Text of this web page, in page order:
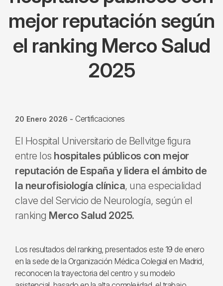
mejor reputación según
el ranking Merco Salud
2025
20 Enero 2026 - Certificaciones
El Hospital Universitario de Bellvitge figura
entre los hospitales públicos con mejor
reputación de España y lidera el ámbito de
la neurofisiología clínica, una especialidad
clave del Servicio de Neurología, según el
ranking Merco Salud 2025.
Los resultados del ranking, presentados este 19 de enero
en la sede de la Organización Médica Colegial en Madrid,
reconocen la trayectoria del centro y su modelo